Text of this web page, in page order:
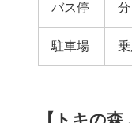
バス停
分
駐車場